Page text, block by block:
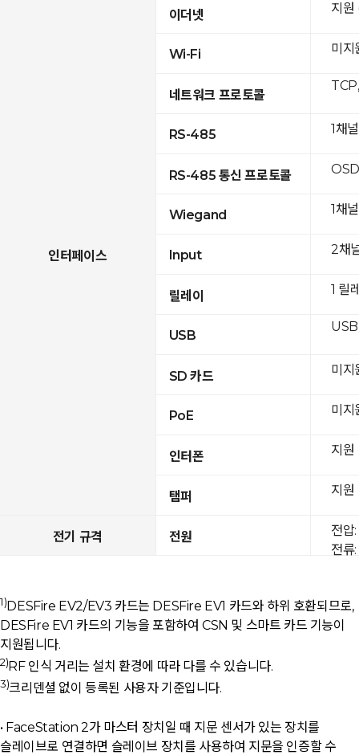
인터페이스
이더넷
Wi-Fi
네트워크 프로토콜
RS-485
RS-485 통신 프로토콜
Wiegand
Input
릴레이
USB
SD 카드
PoE
인터폰
탬퍼
전기 규격 전원
지
미지
1채
1채
2채
1 릴
미지
미지
지원
지원
전압
전류
1)DESFire EV2/EV3 카드는 DESFire EV1 카드와 하위 호환되므로,
DESFire EV1 카드의 기능을 포함하여 CSN 및 스마트 카드 기능이
지원됩니다.
2)RF 인식 거리는 설치 환경에 따라 다를 수 있습니다.
3)크리덴셜 없이 등록된 사용자 기준입니다.
• FaceStation 2가 마스터 장치일 때 지문 센서가 있는 장치를
슬레이브로 연결하면 슬레이브 장치를 사용하여 지문을 인증할 수